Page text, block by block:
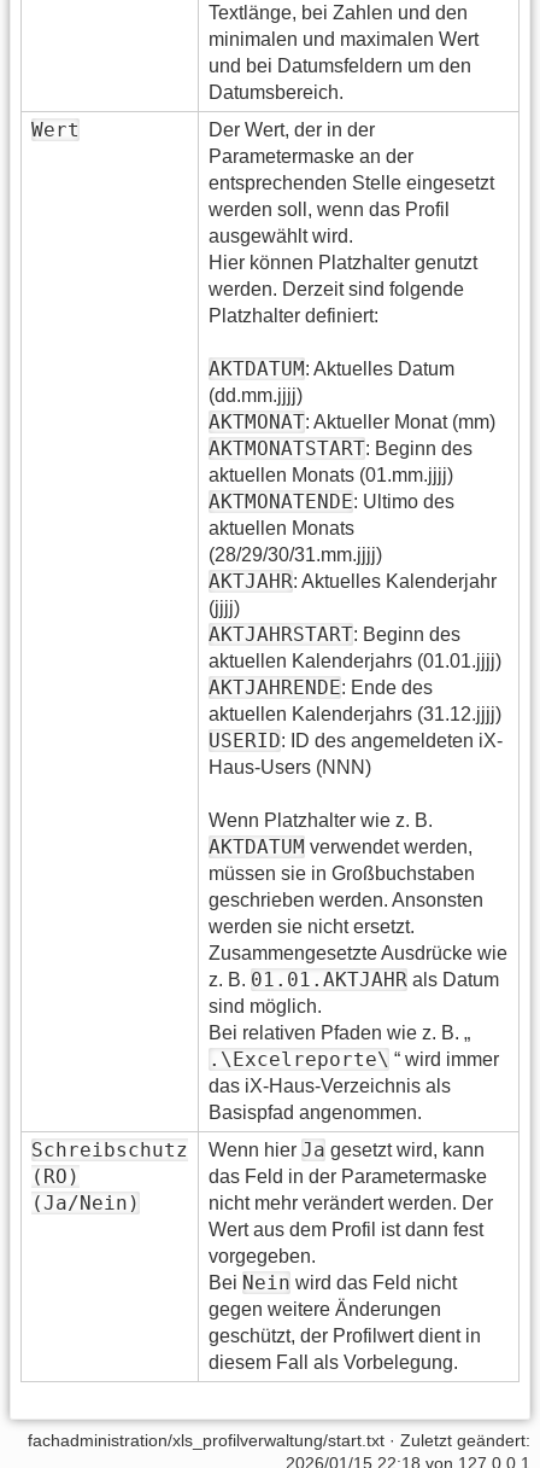
Textlänge, bei Zahlen und den
minimalen und maximalen Wert
und bei Datumsfeldern um den
Datumsbereich.
Wert
Der Wert, der in der
Parametermaske an der
entsprechenden Stelle eingesetzt
werden soll, wenn das Profil
ausgewählt wird.
Hier können Platzhalter genutzt
werden. Derzeit sind folgende
Platzhalter definiert:
AKTDATUM: Aktuelles Datum
(dd.mm.jjjj)
AKTMONAT: Aktueller Monat (mm)
AKTMONATSTART: Beginn des
aktuellen Monats (01.mm.jjjj)
AKTMONATENDE: Ultimo des
aktuellen Monats
(28/29/30/31.mm.jjjj)
AKTJAHR: Aktuelles Kalenderjahr
(jjjj)
AKTJAHRSTART: Beginn des
aktuellen Kalenderjahrs (01.01.jjjj)
AKTJAHRENDE: Ende des
aktuellen Kalenderjahrs (31.12.jjjj)
USERID: ID des angemeldeten iX-
Haus-Users (NNN)
Wenn Platzhalter wie z. B.
AKTDATUM verwendet werden,
müssen sie in Großbuchstaben
geschrieben werden. Ansonsten
werden sie nicht ersetzt.
Zusammengesetzte Ausdrücke wie
z. B. 01.01.AKTJAHR als Datum
sind möglich.
Bei relativen Pfaden wie z. B. „
.\Excelreporte\ “ wird immer
das iX-Haus-Verzeichnis als
Basispfad angenommen.
Schreibschutz
(RO)
(Ja/Nein)
Wenn hier Ja gesetzt wird, kann
das Feld in der Parametermaske
nicht mehr verändert werden. Der
Wert aus dem Profil ist dann fest
vorgegeben.
Bei Nein wird das Feld nicht
gegen weitere Änderungen
geschützt, der Profilwert dient in
diesem Fall als Vorbelegung.
fachadministration/xls_profilverwaltung/start.txt · Zuletzt geändert:
2026/01/15 22:18 von 127.0.0.1